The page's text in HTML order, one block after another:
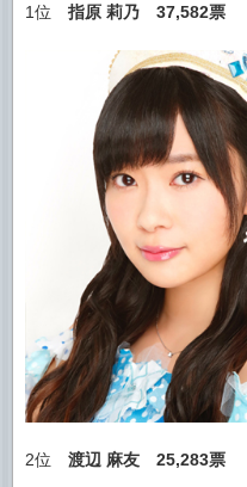
1位 指原 莉乃 37,582票
2位 渡辺 麻友 25,283票